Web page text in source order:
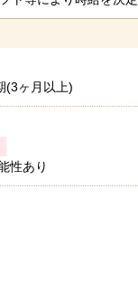
(3ヶ月以上)
性あり